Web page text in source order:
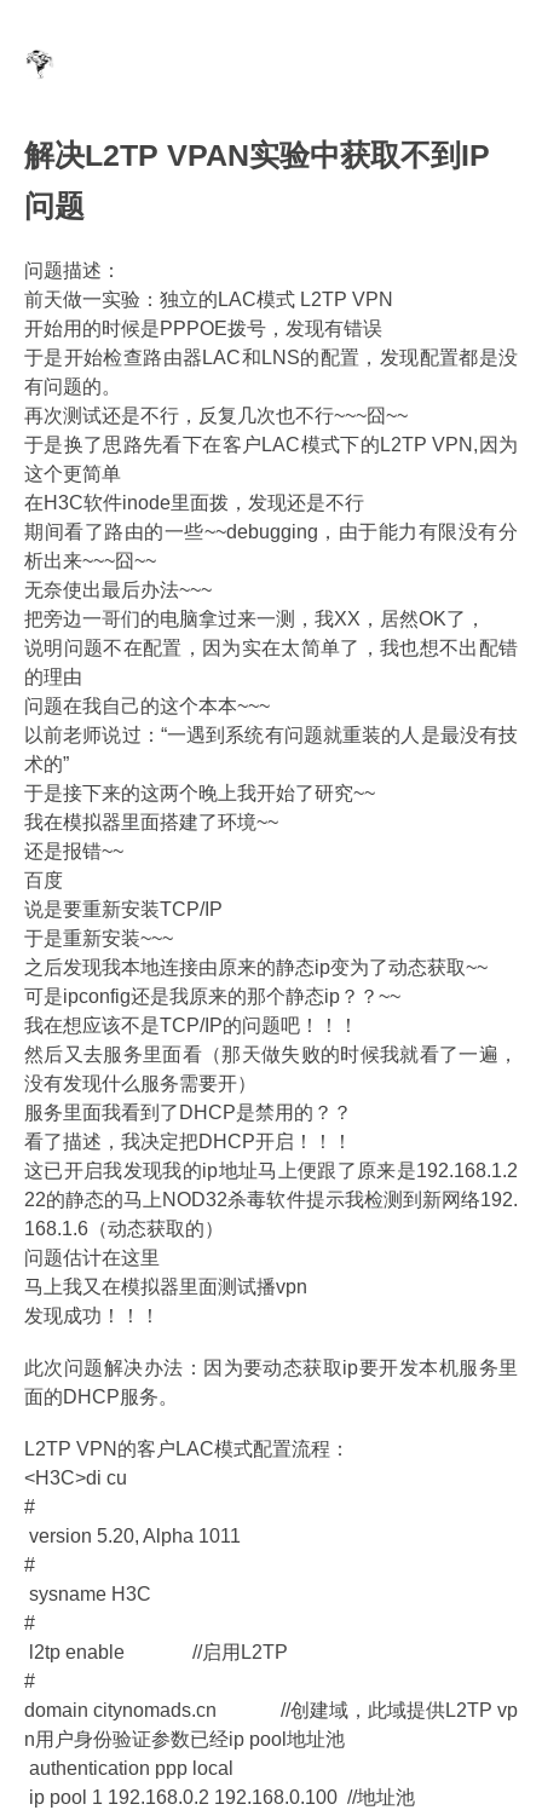
解决L2TP VPAN实验中获取不到IP
问题
问题描述：
前天做一实验：独立的LAC模式 L2TP VPN
开始用的时候是PPPOE拨号，发现有错误
于是开始检查路由器LAC和LNS的配置，发现配置都是没
有问题的。
再次测试还是不行，反复几次也不行~~~囧~~
于是换了思路先看下在客户LAC模式下的L2TP VPN,因为
这个更简单
在H3C软件inode里面拨，发现还是不行
期间看了路由的一些~~debugging，由于能力有限没有分
析出来~~~囧~~
无奈使出最后办法~~~
把旁边一哥们的电脑拿过来一测，我XX，居然OK了，
说明问题不在配置，因为实在太简单了，我也想不出配错
的理由
问题在我自己的这个本本~~~
以前老师说过：“一遇到系统有问题就重装的人是最没有技
术的”
于是接下来的这两个晚上我开始了研究~~
我在模拟器里面搭建了环境~~
还是报错~~
百度
说是要重新安装TCP/IP
于是重新安装~~~
之后发现我本地连接由原来的静态ip变为了动态获取~~
可是ipconfig还是我原来的那个静态ip？？~~
我在想应该不是TCP/IP的问题吧！！！
然后又去服务里面看（那天做失败的时候我就看了一遍，
没有发现什么服务需要开）
服务里面我看到了DHCP是禁用的？？
看了描述，我决定把DHCP开启！！！
这已开启我发现我的ip地址马上便跟了原来是192.168.1.2
22的静态的马上NOD32杀毒软件提示我检测到新网络192.
168.1.6（动态获取的）
问题估计在这里
马上我又在模拟器里面测试播vpn
发现成功！！！
此次问题解决办法：因为要动态获取ip要开发本机服务里
面的DHCP服务。
L2TP VPN的客户LAC模式配置流程：
<H3C>di cu
#
version 5.20, Alpha 1011
#
sysname H3C
#
l2tp enable //启用L2TP
#
domain citynomads.cn //创建域，此域提供L2TP vp
n用户身份验证参数已经ip pool地址池
authentication ppp local
ip pool 1 192.168.0.2 192.168.0.100 //地址池